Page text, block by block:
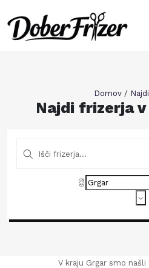
Domov/ Najdi
Najdi frizerja
V kraju Grgar smo